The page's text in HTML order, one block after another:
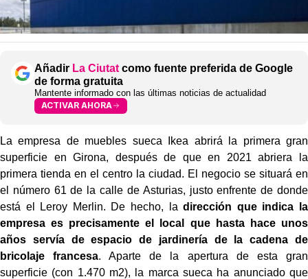
Añadir La Ciutat como fuente preferida de Google
de forma gratuita
Mantente informado con las últimas noticias de actualidad
ACTIVAR AHORA
La empresa de muebles sueca Ikea abrirá la primera gran
superficie en Girona, después de que en 2021 abriera la
primera tienda en el centro la ciudad. El negocio se situará en
el número 61 de la calle de Asturias, justo enfrente de donde
está el Leroy Merlin. De hecho, ladirección que indica la
empresa es precisamente el local que hasta hace unos
años servía de espacio de jardinería de la cadena de
bricolaje francesa. Aparte de la apertura de esta gran
superficie (con 1.470 m2), la marca sueca ha anunciado que